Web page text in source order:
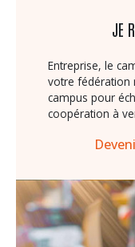
JE
Entreprise, le
votre fédération
campus pour
coopération à
Image